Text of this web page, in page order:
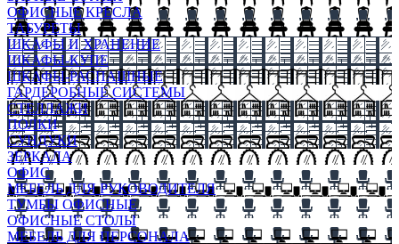
ОФИСНЫЕ КРЕСЛА
ТАБУРЕТЫ
ШКАФЫ И ХРАНЕНИЕ
ШКАФЫ-КУПЕ
ШКАФЫ-РАСПАШНЫЕ
ГАРДЕРОБНЫЕ СИСТЕМЫ
СТЕЛЛАЖИ
ПОЛКИ
СУНДУКИ
ЗЕРКАЛА
ОФИС
МЕБЕЛЬ ДЛЯ РУКОВОДИТЕЛЯ
ТУМБЫ ОФИСНЫЕ
ОФИСНЫЕ СТОЛЫ
МЕБЕЛЬ ДЛЯ ПЕРСОНАЛА